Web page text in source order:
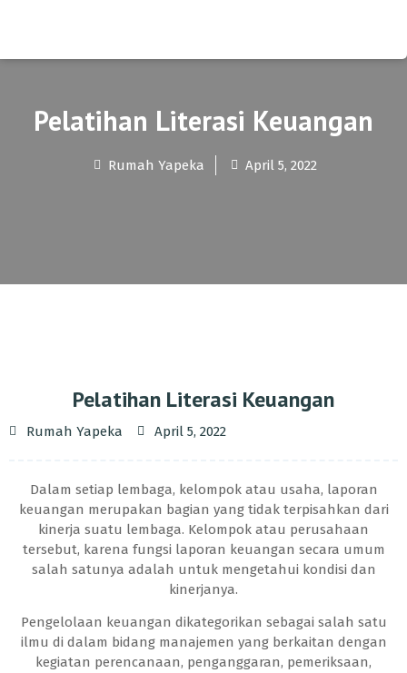
Pelatihan Literasi Keuangan
Rumah Yapeka April 5, 2022
Pelatihan Literasi Keuangan
Rumah Yapeka April 5, 2022
Dalam setiap lembaga, kelompok atau usaha, laporan
keuangan merupakan bagian yang tidak terpisahkan dari
kinerja suatu lembaga. Kelompok atau perusahaan
tersebut, karena fungsi laporan keuangan secara umum
salah satunya adalah untuk mengetahui kondisi dan
kinerjanya.
Pengelolaan keuangan dikategorikan sebagai salah satu
ilmu di dalam bidang manajemen yang berkaitan dengan
kegiatan perencanaan, penganggaran, pemeriksaan,